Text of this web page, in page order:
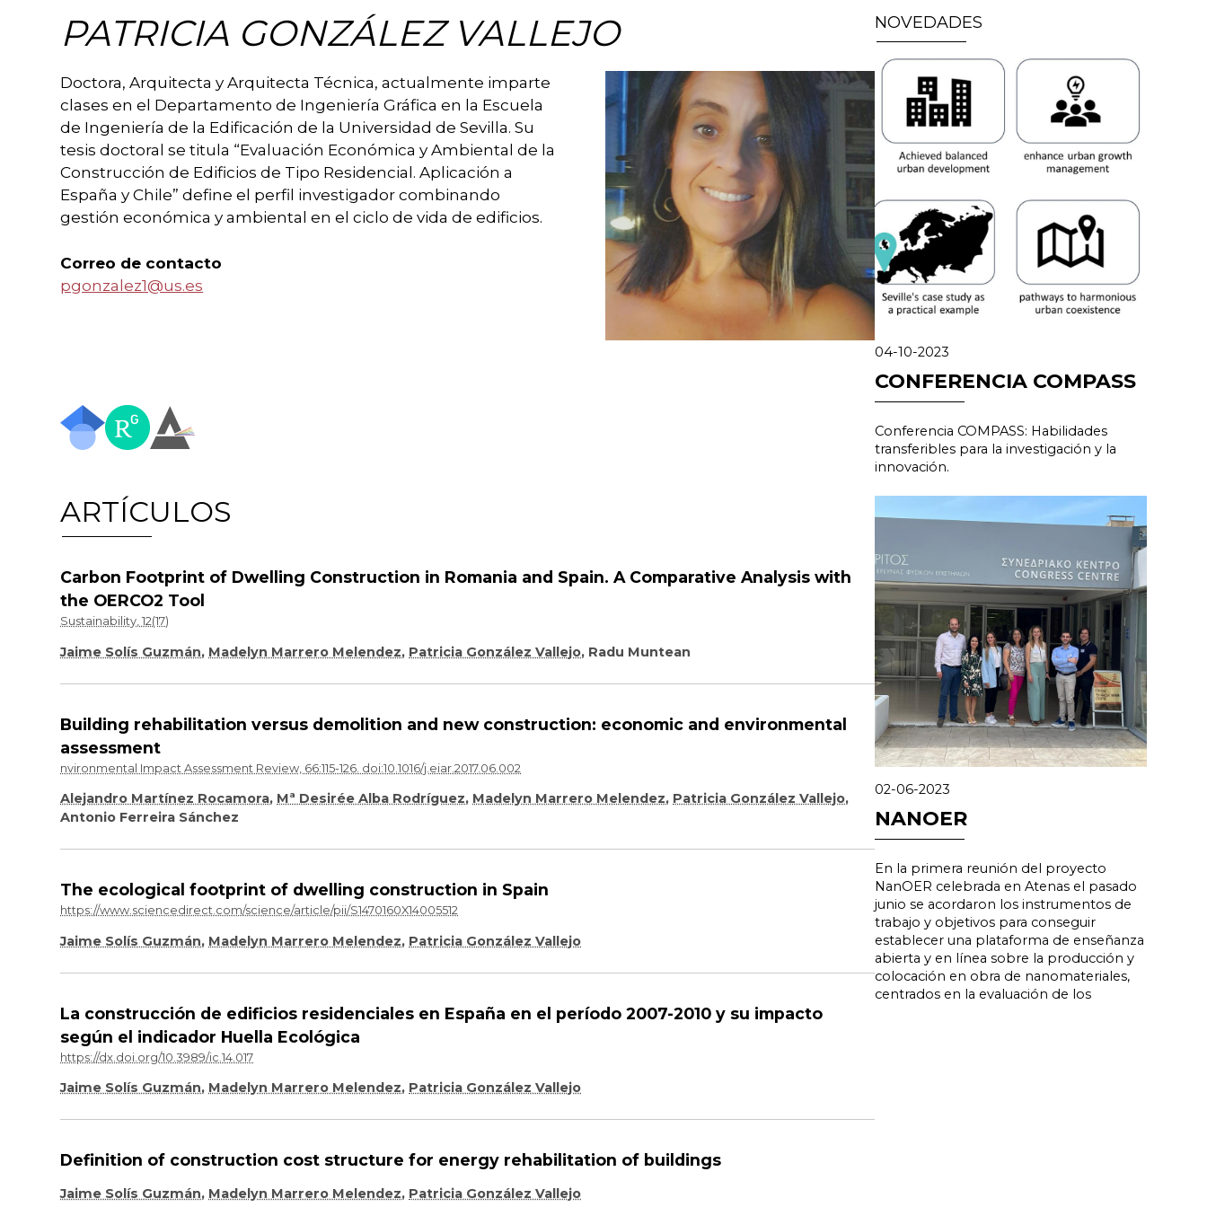
PATRICIA GONZÁLEZ VALLEJO
Doctora, Arquitecta y Arquitecta Técnica, actualmente imparte
clases en el Departamento de Ingeniería Gráfica en la Escuela
de Ingeniería de la Edificación de la Universidad de Sevilla. Su
tesis doctoral se titula “Evaluación Económica y Ambiental de la
Construcción de Edificios de Tipo Residencial. Aplicación a
España y Chile” define el perfil investigador combinando
gestión económica y ambiental en el ciclo de vida de edificios.
Correo de contacto
pgonzalez1@us.es
ARTÍCULOS
Carbon Footprint of Dwelling Construction in Romania and Spain. A Comparative Analysis with
the OERCO2 Tool
Sustainability, 12(17)
Jaime Solís Guzmán, Madelyn Marrero Melendez, Patricia González Vallejo, Radu Muntean
Building rehabilitation versus demolition and new construction: economic and environmental
assessment
nvironmental Impact Assessment Review, 66:115-126. doi:10.1016/j.eiar.2017.06.002
Alejandro Martínez Rocamora, Mª Desirée Alba Rodríguez, Madelyn Marrero Melendez, Patricia González Vallejo,
Antonio Ferreira Sánchez
The ecological footprint of dwelling construction in Spain
https://www.sciencedirect.com/science/article/pii/S1470160X14005512
Jaime Solís Guzmán, Madelyn Marrero Melendez, Patricia González Vallejo
La construcción de edificios residenciales en España en el período 2007-2010 y su impacto
según el indicador Huella Ecológica
https://dx.doi.org/10.3989/ic.14.017
Jaime Solís Guzmán, Madelyn Marrero Melendez, Patricia González Vallejo
Definition of construction cost structure for energy rehabilitation of buildings
Jaime Solís Guzmán, Madelyn Marrero Melendez, Patricia González Vallejo
NOVEDADES
04-10-2023
CONFERENCIA COMPASS
Conferencia COMPASS: Habilidades
transferibles para la investigación y la
innovación.
02-06-2023
NANOER
En la primera reunión del proyecto
NanOER celebrada en Atenas el pasado
junio se acordaron los instrumentos de
trabajo y objetivos para conseguir
establecer una plataforma de enseñanza
abierta y en línea sobre la producción y
colocación en obra de nanomateriales,
centrados en la evaluación de los